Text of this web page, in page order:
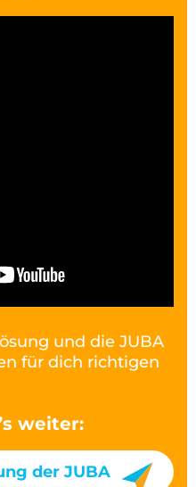
und die JUBA
für dich richtigen
weiter:
der JUBA